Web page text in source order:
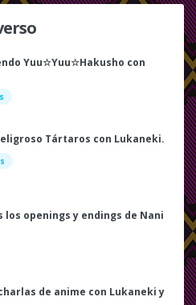
Yuu☆Yuu☆Hakusho con
Tártaros con Lukaneki.
los openings y endings de Nani
de anime con Lukaneki y